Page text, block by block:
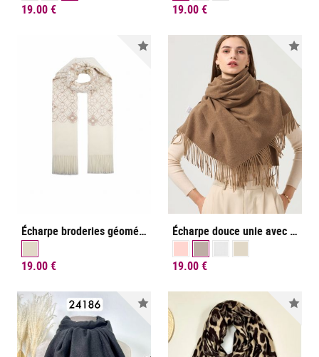
19.00 € 19.00 €
Nouveauté
Écharpe broderies géométriques
19.00 €
Écharpe douce unie avec franges
19.00 €
Nouveauté